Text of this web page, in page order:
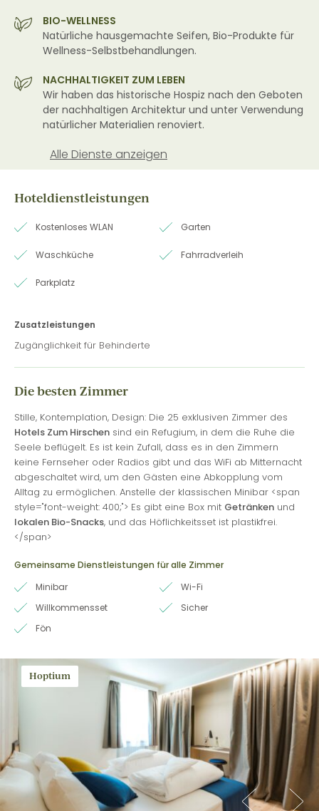
BIO-WELLNESS
Natürliche hausgemachte Seifen, Bio-Produkte für
Wellness-Selbstbehandlungen.
NACHHALTIGKEIT ZUM LEBEN
Wir haben das historische Hospiz nach den Geboten
der nachhaltigen Architektur und unter Verwendung
natürlicher Materialien renoviert.
Alle Dienste anzeigen
Hoteldienstleistungen
Kostenloses WLAN Garten
Waschküche Fahrradverleih
Parkplatz
Zusatzleistungen
Zugänglichkeit für Behinderte
Die besten Zimmer
Stille, Kontemplation, Design: Die 25 exklusiven Zimmer des
Hotels Zum Hirschen sind ein Refugium, in dem die Ruhe die
Seele beflügelt. Es ist kein Zufall, dass es in den Zimmern
keine Fernseher oder Radios gibt und das WiFi ab Mitternacht
abgeschaltet wird, um den Gästen eine Abkopplung vom
Alltag zu ermöglichen. Anstelle der klassischen Minibar <span
style="font-weight: 400;"> Es gibt eine Box mit Getränken und
lokalen Bio-Snacks, und das Höflichkeitsset ist plastikfrei.
</span>
Gemeinsame Dienstleistungen für alle Zimmer
Minibar
Wi-Fi
Willkommensset
Sicher
Fön
Hoptium